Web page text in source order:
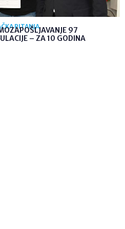
PITANJA
97
– ZA 10 GODINA